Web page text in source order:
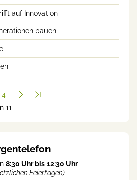
auf Innovation
bauen
4
11
8:30 Uhr bis 12:30 Uhr
Feiertagen)